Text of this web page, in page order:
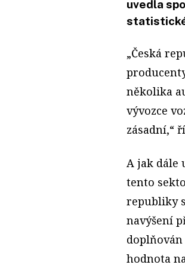
uvedla
„Česká
několika
vývozce
zásadní,“
A jak dále
tento
republiky
navýšení
hodnota